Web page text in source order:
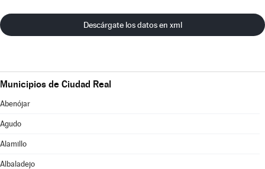
Descárgate los datos en xml
Municipios de Ciudad Real
Abenójar
Agudo
Alamillo
Albaladejo